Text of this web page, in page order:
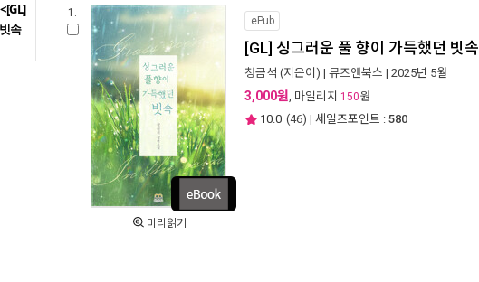
속
1.
미리읽기
ePub
[GL] 싱그러운 풀 향이 가득했던 빗속
청금석 (지은이) | 뮤즈앤북스 | 2025년 5월
3,000원, 마일리지 150원
10.0 (46) | 세일즈포인트 : 580